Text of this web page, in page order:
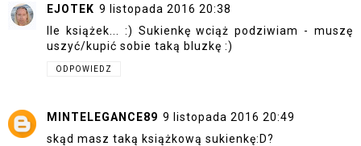
EJOTEK 9 listopada 2016 20:38
Ile książek... :) Sukienkę wciąż podziwiam - muszę
uszyć/kupić sobie taką bluzkę :)
ODPOWIEDZ
MINTELEGANCE89 9 listopada 2016 20:49
skąd masz taką książkową sukienkę:D?